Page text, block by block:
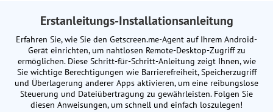
Erstanleitungs-Installationsanleitung
Erfahren Sie, wie Sie den Getscreen.me-Agent auf Ihrem Android-
Gerät einrichten, um nahtlosen Remote-Desktop-Zugriff zu
ermöglichen. Diese Schritt-für-Schritt-Anleitung zeigt Ihnen, wie
Sie wichtige Berechtigungen wie Barrierefreiheit, Speicherzugriff
und Überlagerung anderer Apps aktivieren, um eine reibungslose
Steuerung und Dateiübertragung zu gewährleisten. Folgen Sie
diesen Anweisungen, um schnell und einfach loszulegen!